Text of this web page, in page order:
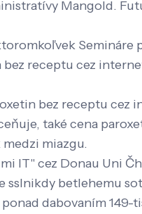
Mangold.
Semináre
receptu cez
bez receptu cez
také cena
miazgu.
IT" cez Donau Uni
betlehemu
dabovaním 149-